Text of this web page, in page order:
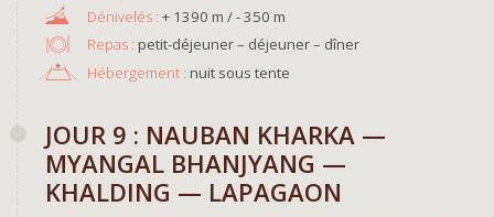
+ 1390 m / - 350 m
Repas : petit-déjeuner – déjeuner – dîner
Hébergement : nuit sous tente
JOUR 9 : NAUBAN KHARKA —
MYANGAL BHANJYANG —
KHALDING — LAPAGAON